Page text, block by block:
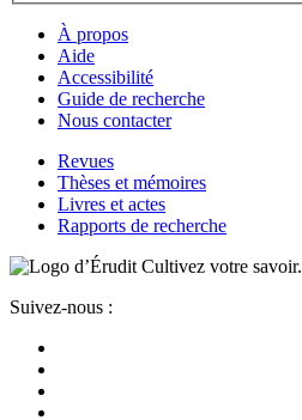
À propos
Aide
Accessibilité
Guide de recherche
Nous contacter
Revues
Thèses et mémoires
Livres et actes
Rapports de recherche
Cultivez votre savoir.
Suivez-nous :